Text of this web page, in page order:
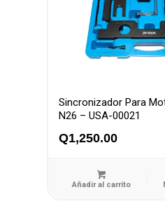
Sincronizador Para
N26 – USA-00021
Q1,250.00
Añadir al carrito